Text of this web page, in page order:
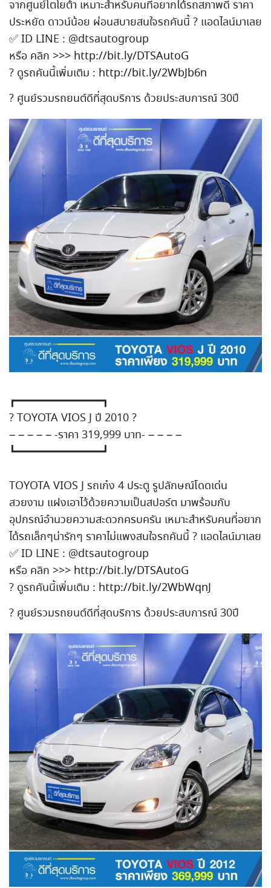
จากศูนย์โตโยต้า เหมาะสำหรับคนที่อยากได้รถสภาพดี ราคา
ประหยัด ดาวน์น้อย ผ่อนสบายสนใจรถคันนี้ ? แอดไลน์มาเลย
✅ID LINE : @dtsautogroup
หรือ คลิก >>> http://bit.ly/DTSAutoG
? ดูรถคันนี้เพิ่มเติม : http://bit.ly/2WbJb6n
? ศูนย์รวมรถยนต์ดีที่สุดบริการ ด้วยประสบการณ์ 30ปี
┏━━━━━━━━━━━━━┓
?TOYOTA VIOS J ปี 2010?
– – – – – -ราคา 319,999 บาท- – – – –
┗━━━━━━━━━━━━━┛
TOYOTA VIOS J รถเก๋ง 4 ประตู รูปลักษณ์โดดเด่น
สวยงาม แฝงเอาไว้ด้วยความเป็นสปอร์ต มาพร้อมกับ
อุปกรณ์อำนวยความสะดวกครบครัน เหมาะสำหรับคนที่อยาก
ได้รถเล็กๆน่ารักๆ ราคาไม่แพงสนใจรถคันนี้ ? แอดไลน์มาเลย
✅ID LINE : @dtsautogroup
หรือ คลิก >>> http://bit.ly/DTSAutoG
? ดูรถคันนี้เพิ่มเติม : http://bit.ly/2WbWqnJ
? ศูนย์รวมรถยนต์ดีที่สุดบริการ ด้วยประสบการณ์ 30ปี